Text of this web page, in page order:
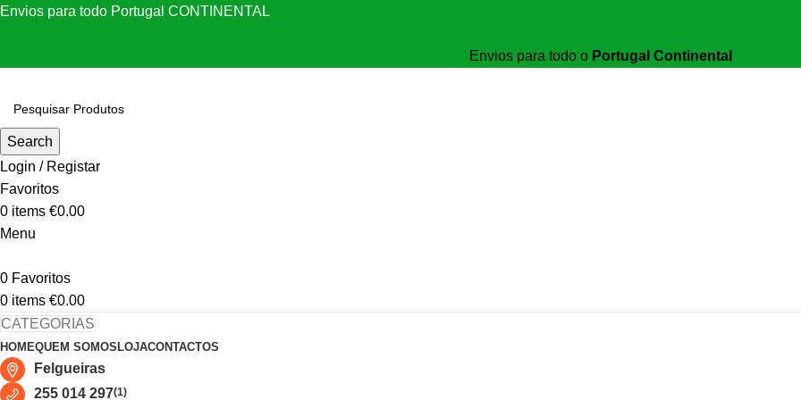
Envios para todo Portugal CONTINENTAL
Envios para todo o Portugal Continental
Search
Login / Registar
Favoritos
0 items €0.00
Menu
0 Favoritos
0 items €0.00
CATEGORIAS
HOMEQUEM SOMOS LOJACONTACTOS
Felgueiras
255 014 297(1)